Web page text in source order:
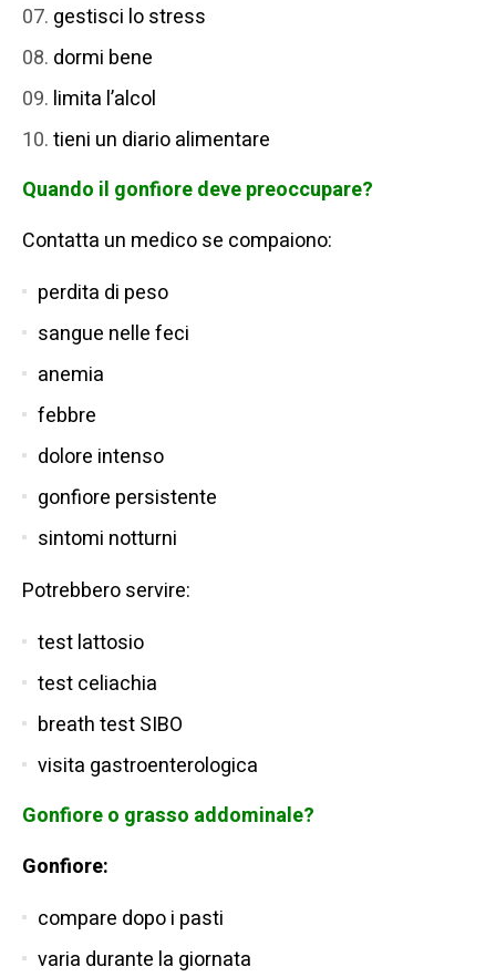
gestisci lo stress
dormi bene
limita l’alcol
tieni un diario alimentare
Quando il gonfiore deve preoccupare?
Contatta un medico se compaiono:
perdita di peso
sangue nelle feci
anemia
febbre
dolore intenso
gonfiore persistente
sintomi notturni
Potrebbero servire:
test lattosio
test celiachia
breath test SIBO
visita gastroenterologica
Gonfiore o grasso addominale?
Gonfiore:
compare dopo i pasti
varia durante la giornata